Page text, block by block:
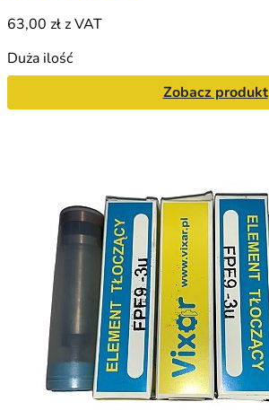
63,00 złz VAT
Duża ilość
Zobacz produkt